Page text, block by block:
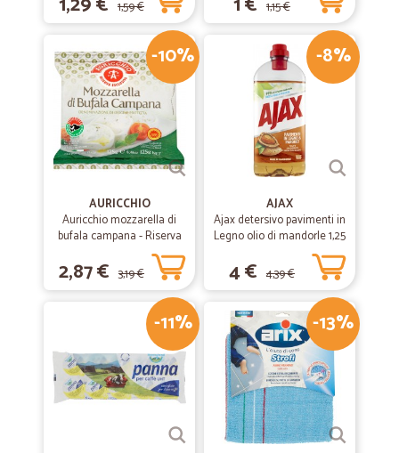
1,59 € 1,15 €
-10%
AURICCHIO
Auricchio mozzarella di
bufala campana - Riserva
esclusiva gr.125
2,87 € 3,19 €
-8%
AJAX
Ajax detersivo pavimenti in
Legno olio di mandorle 1,25
4 € 4,39 €
-11% -13%